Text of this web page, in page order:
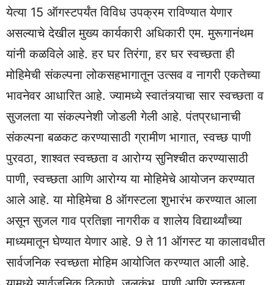
येत्या 15 ऑगस्टपर्यंत विविध उपक्रम राविण्यात येणार
असल्याचे देखील मुख्य कार्यकारी अधिकारी एम. मुरूगानंथम
यांनी कळविले आहे. हर घर तिरंगा, हर घर स्वच्छता ही
मोहिमेची संकल्पना लोकसहभागातून उत्सव व नागरी एकतेच्या
भावनेवर आधारित आहे. ज्यामध्ये स्वातंत्र्याचा सार स्वच्छता व
सुजलता या संकल्पनेशी जोडली गेली आहे. पंतप्रधानाची
संकल्पना बळकट करण्यासाठी ग्रामीण भागात, स्वच्छ पाणी
पुरवठा, शाश्वत स्वच्छता व आरोग्य सुनिश्चीत करण्यासाठी
पाणी, स्वच्छता आणि आरोग्य या मोहिमेचे आयोजन करण्यात
आले आहे. या मोहिमेचा 8 ऑगस्टला शुभारंभ करण्यात आला
असून सुजल गाव प्रतिज्ञा नागरीक व शालेय विद्यार्थ्यांच्या
माध्यमातून घेण्यात येणार आहे. 9 ते 11 ऑगस्ट या कालावधीत
सार्वजनिक स्वच्छता मोहिम आयोजित करण्यात आली आहे.